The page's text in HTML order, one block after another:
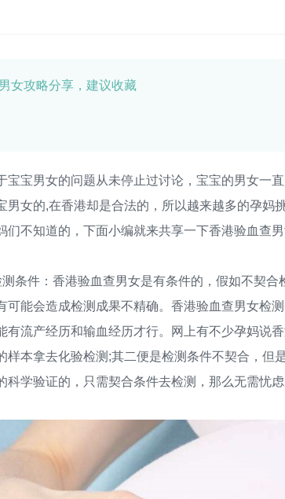
女攻略分享，建议收藏
宝男女的问题从未停止过讨论，宝宝的男女一直
男女的,在香港却是合法的，所以越来越多的孕妈
们不知道的，下面小编就来共享一下香港验血查男
件：香港验血查男女是有条件的，假如不契合
可能会造成检测成果不精确。香港验血查男女检
有流产经历和输血经历才行。网上有不少孕妈说
样本拿去化验检测;其二便是检测条件不契合，但
科学验证的，只需契合条件去检测，那么无需忧虑